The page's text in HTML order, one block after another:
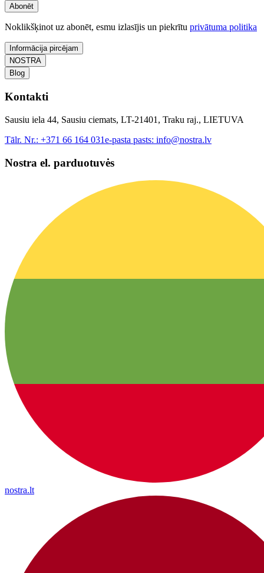
Abonēt
Noklikšķinot uz abonēt, esmu izlasījis un piekrītu privātuma politika
Informācija pircējam
NOSTRA
Blog
Kontakti
Sausiu iela 44, Sausiu ciemats, LT-21401, Traku raj., LIETUVA
Tālr. Nr.: +371 66 164 031e-pasta pasts: info@nostra.lv
Nostra el. parduotuvės
nostra.lt